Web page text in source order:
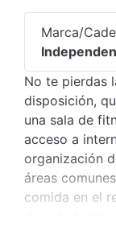
Marca/
No te pierdas
disposición,
una sala de
acceso a
organización
áreas
comida en el